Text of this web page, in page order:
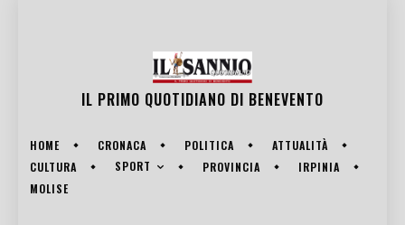
IL PRIMO QUOTIDIANO DI BENEVENTO
HOME CRONACA POLITICA
ATTUALITÀ
CULTURA
SPORT PROVINCIA
IRPINIA
MOLISE